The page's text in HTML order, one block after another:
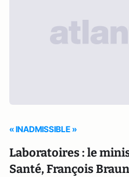
« INADMISSIBLE »
Laboratoires : le
Santé, François